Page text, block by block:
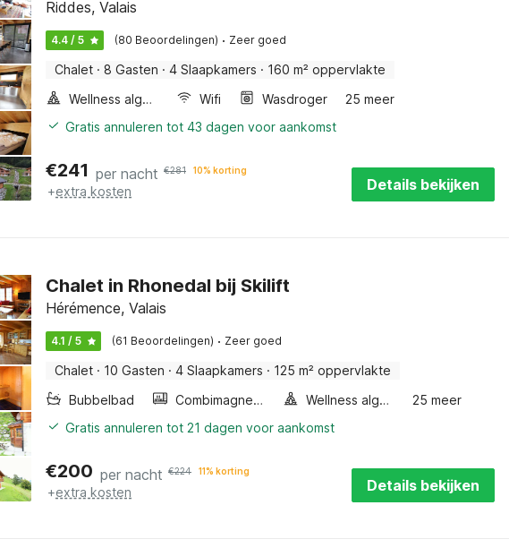
Riddes, Valais
4.4 / 5 (80 Beoordelingen) · Zeer goed
Chalet · 8 Gasten · 4 Slaapkamers · 160 m² oppervlakte
Wellness algemeen
Wifi Wasdroger
25 meer
Gratis annuleren tot 43 dagen voor aankomst
€241 per nacht €281 10% korting
+extra kosten Details bekijken
Chalet in Rhonedal bij Skilift
Hérémence, Valais
4.1 / 5 (61 Beoordelingen) · Zeer goed
Chalet · 10 Gasten · 4 Slaapkamers · 125 m² oppervlakte
Bubbelbad
Combimagnetron Wellness algemeen
25 meer
Gratis annuleren tot 21 dagen voor aankomst
€200 per nacht €224 11% korting
+extra kosten Details bekijken